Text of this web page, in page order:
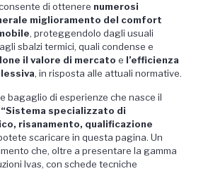
di ottenere numerosi
miglioramento del comfort
, proteggendolo dagli usuali
sbalzi termici, quali condense e
il valore di mercato e l’efficienza
, in risposta alle attuali normative.
bagaglio di esperienze che nasce il
specializzato di
risanamento, qualificazione
scaricare in questa pagina. Un
che, oltre a presentare la gamma
Ivas, con schede tecniche